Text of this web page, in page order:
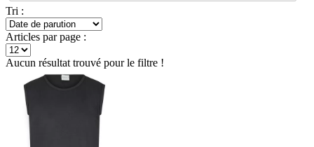
Tri :
Articles par page :
Aucun résultat trouvé pour le filtre !